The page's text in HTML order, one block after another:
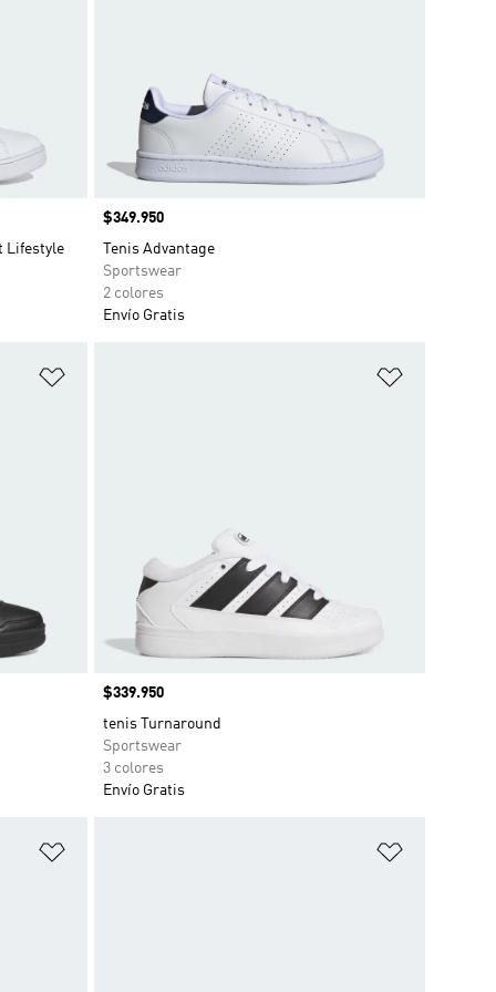
Lifestyle
Precio
$349.950
Tenis Advantage
Sportswear
2 colores
Envío Gratis
Precio
$339.950
tenis Turnaround
Sportswear
3 colores
Envío Gratis